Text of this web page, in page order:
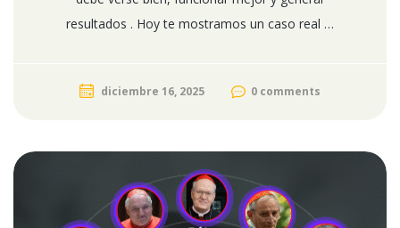
resultados . Hoy te mostramos un caso real …
diciembre 16, 2025 0 comments